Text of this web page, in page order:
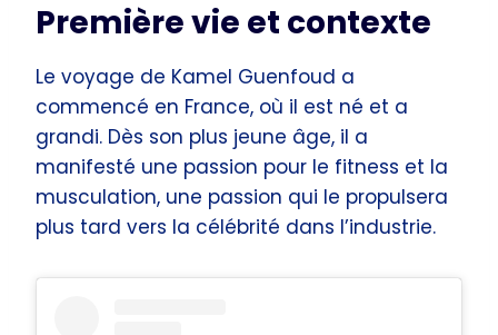
Première vie et contexte
Le voyage de Kamel Guenfoud a
commencé en France, où il est né et a
grandi. Dès son plus jeune âge, il a
manifesté une passion pour le fitness et la
musculation, une passion qui le propulsera
plus tard vers la célébrité dans l’industrie.